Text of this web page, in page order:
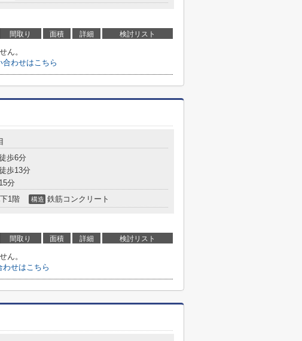
間取り 面積 詳細 検討リスト
ん。
合わせはこちら
歩6分
歩13分
分
1階 構造 鉄筋コンクリート
間取り 面積 詳細 検討リスト
ん。
わせはこちら